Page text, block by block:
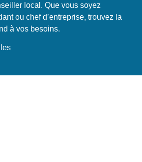
local. Que vous soyez
ou chef d’entreprise, trouvez la
à vos besoins.